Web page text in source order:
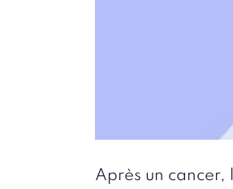
Après un